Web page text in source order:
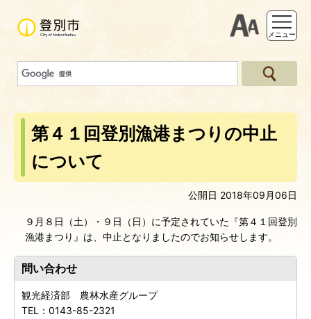
支援ツー
メニュー
第４１回登別漁港まつりの中止
について
公開日 2018年09月06日
９月８日（土）・９日（日）に予定されていた『第４１回登別
漁港まつり』は、中止となりましたのでお知らせします。
問い合わせ
観光経済部 農林水産グループ
TEL： 0143-85-2321